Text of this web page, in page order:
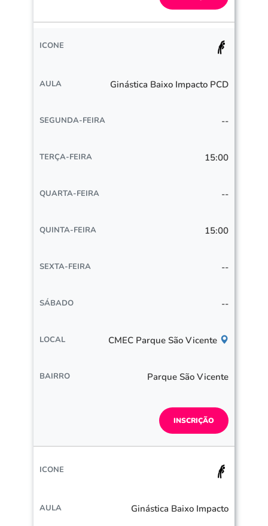
Ginástica Baixo Impacto PCD
--
15:00
--
15:00
--
--
CMEC Parque São Vicente
Parque São Vicente
INSCRIÇÃO
Ginástica Baixo Impacto